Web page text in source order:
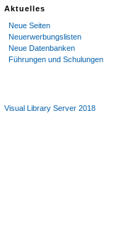
Aktuelles
Neue Seiten
Neuerwerbungslisten
Neue Datenbanken
Führungen und Schulungen
Visual Library Server 2018